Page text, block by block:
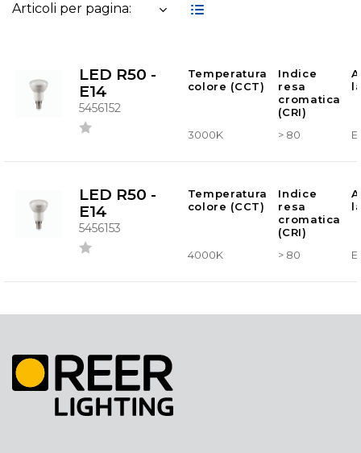
Articoli per pagina:
LED R50 -
E14
5456152
Temperatura
colore (CCT)
Indice
resa
cromatica
(CRI)
3000K > 80
LED R50 -
E14
5456153
Temperatura
colore (CCT)
Indice
resa
cromatica
(CRI)
4000K > 80